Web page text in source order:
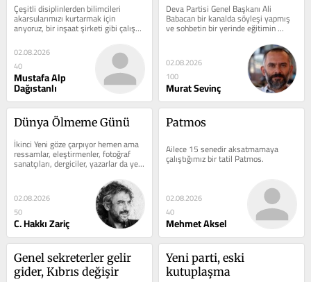
Çeşitli disiplinlerden bilimcileri
akarsularımızı kurtarmak için
arıyoruz, bir inşaat şirketi gibi çalışan
Devlet Su İşleri'nin...
02.08.2026
40
Mustafa Alp
Dağıstanlı
Deva Partisi Genel Başkanı Ali
Babacan bir kanalda söyleşi yapmış
ve sohbetin bir yerinde eğitimin
önemini anlatabilmek için, ‘ev
02.08.2026
100
Murat Sevinç
Dünya Ölmeme Günü
İkinci Yeni göze çarpıyor hemen ama
ressamlar, eleştirmenler, fotoğraf
sanatçıları, dergiciler, yazarlar da yer
alıyor masada. Dünya...
02.08.2026
50
C. Hakkı Zariç
Patmos
Ailece 15 senedir aksatmamaya
çalıştığımız bir tatil Patmos.
02.08.2026
40
Mehmet Aksel
Genel sekreterler gelir
gider, Kıbrıs değişir
Yeni parti, eski
kutuplaşma